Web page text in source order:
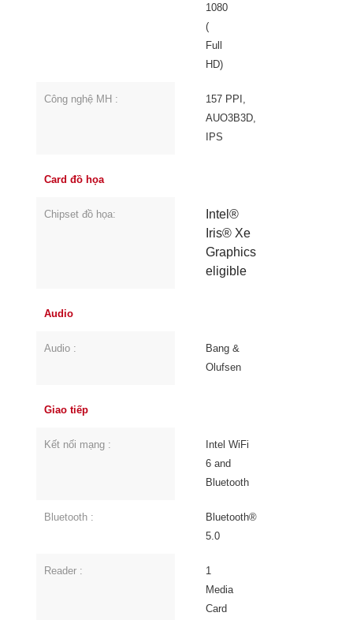
1080
(
Full
HD)
Công nghệ MH :
157 PPI,
AUO3B3D,
IPS
Card đồ họa
Chipset đồ họa:
Intel®
Iris® Xe
Graphics
eligible
Audio
Audio :
Bang &
Olufsen
Giao tiếp
Kết nối mạng :
Intel WiFi
6 and
Bluetooth
Bluetooth :
Bluetooth®
5.0
Reader :
1
Media
Card